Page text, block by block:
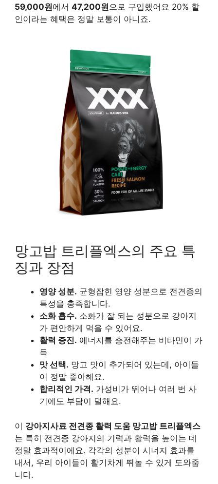
59,000원에서 47,200원으로 구입했어요 20% 할
인이라는 혜택은 정말 보통이 아니죠.
망고밥 트리플엑스의 주요 특
징과 장점
영양 성분. 균형잡힌 영양 성분으로 전견종의
특성을 충족합니다.
소화 흡수. 소화가 잘 되는 성분으로 강아지
가 편안하게 먹을 수 있어요.
활력 증진. 에너지를 충전해주는 비타민이 가
득
맛 선택. 망고 맛이 추가되어 있는데, 아이들
이 정말 좋아해요.
합리적인 가격. 가성비가 뛰어나 여러 번 사
기에도 부담이 덜해요.
이 강아지사료 전견종 활력 도움 망고밥 트리플엑스
는 특히 전견종 강아지의 기력과 활력을 높이는 데
정말 효과적이에요. 각각의 성분이 시너지 효과를
내서, 우리 아이들이 활기차게 뛰놀 수 있게 도와줍
니다.